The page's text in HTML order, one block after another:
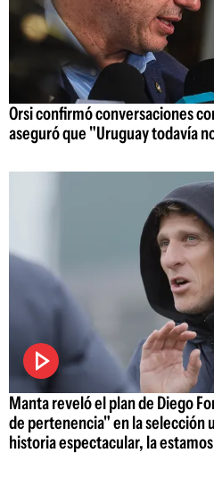
Orsi confirmó conversaciones
aseguró que "Uruguay todavía
Manta reveló el plan de Diego
de pertenencia" en la selección
historia espectacular, la